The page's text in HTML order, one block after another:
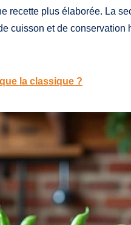
recette plus élaborée. La
cuisson et de conservation
la classique ?